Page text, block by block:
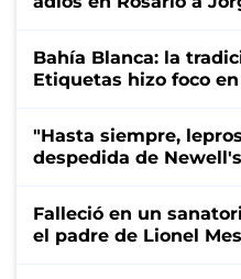
Bahía Blanca: la
Etiquetas hizo foco
"Hasta siempre,
despedida de
Falleció en un
el padre de Lionel